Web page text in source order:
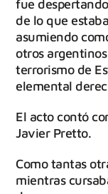
fue
de lo que
asumiendo
otros
terrorismo de
elemental
El acto contó
Javier Pretto.
Como tantas
mientras